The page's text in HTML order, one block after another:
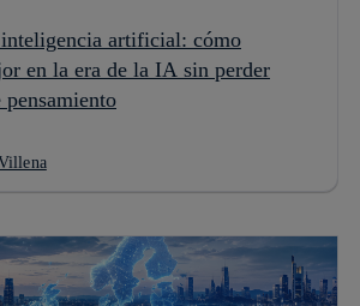
artificial: cómo
en la era de la IA sin perder
pensamiento